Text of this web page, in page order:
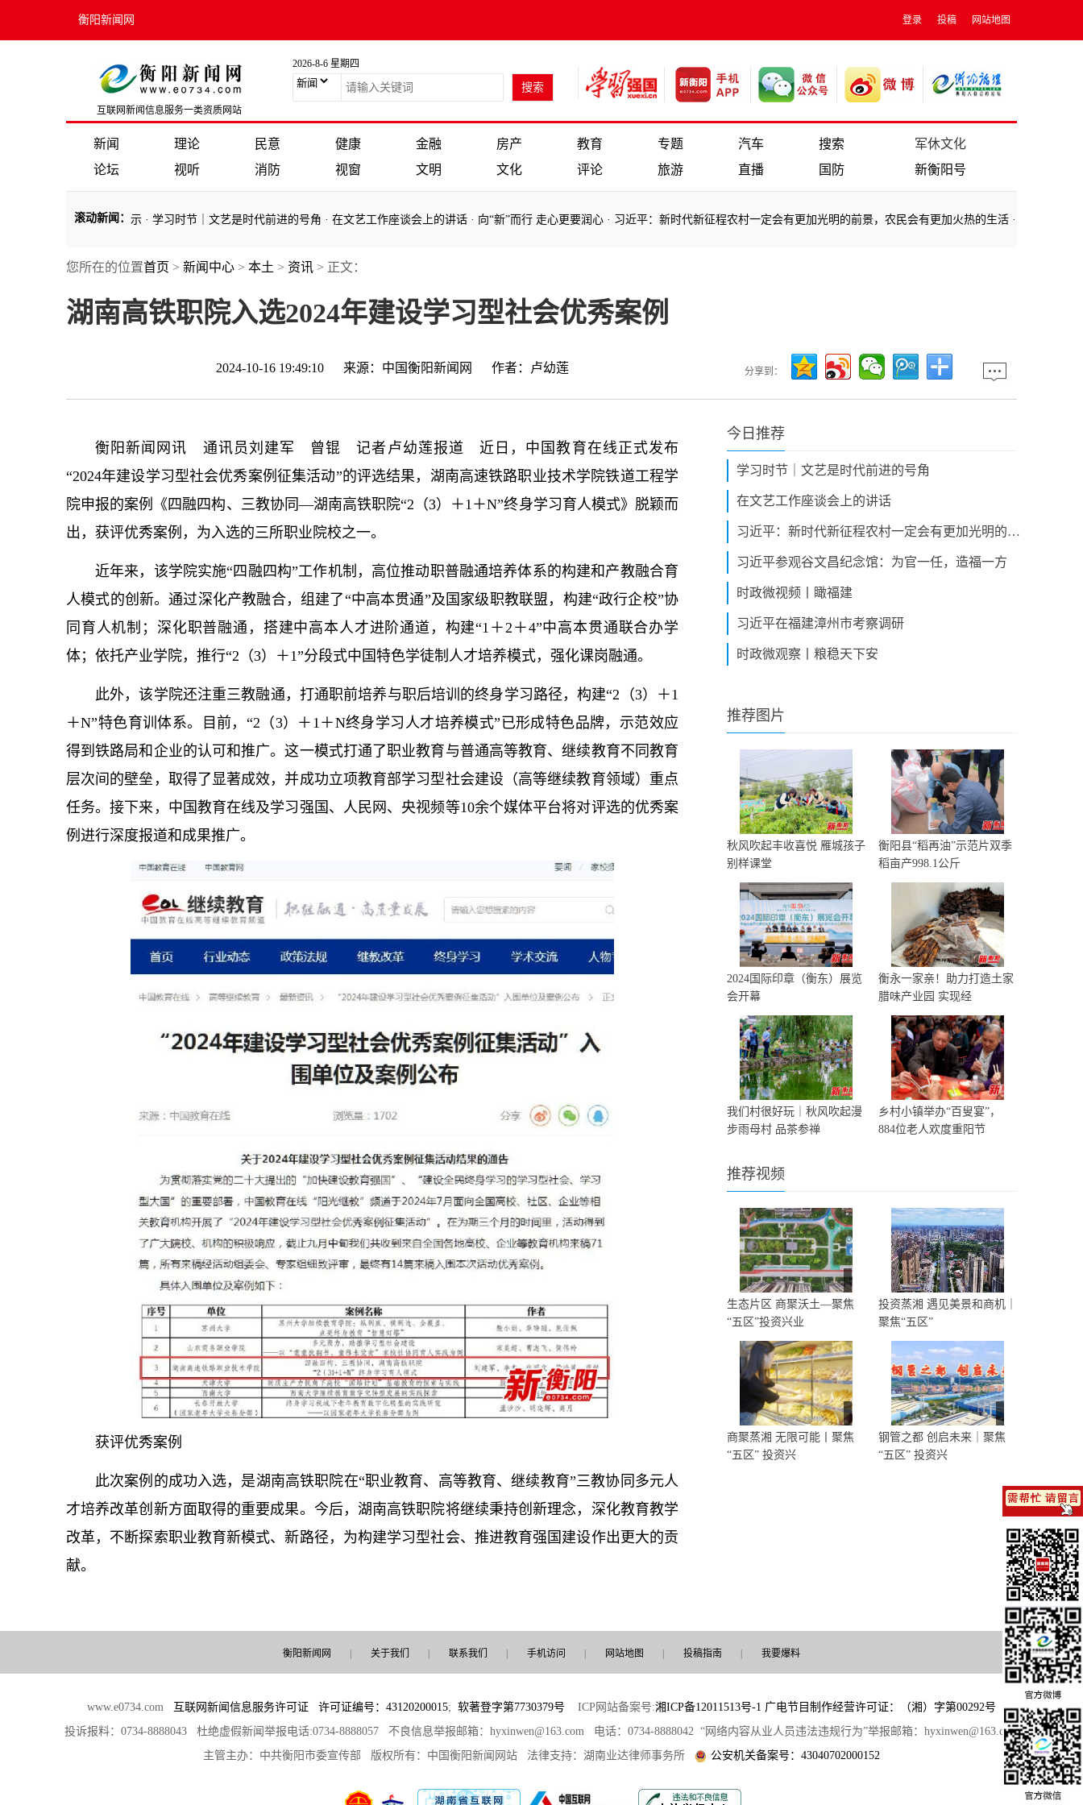
衡阳新闻网 登录 投稿 网站地图
互联网新闻信息服务一类资质网站
2026-8-6 星期四
新闻 理论 民意 健康 金融 房产 教育 专题 汽车 搜索
军休文化
论坛
视听 消防 视窗 文明 文化 评论 旅游 直播 国防 新衡阳号
滚动新闻 ：
工作会议作出重要指示·学习时节｜文艺是时代前进的号角·在文艺工作座谈会上的讲话·向“新”而行 走心更要润心·习近平：新时代新征程农村一定会有更加光明的前景，农民会有更加火热的生活·习近平参观谷文
工作会议作出重要指示·学习时节｜文艺是时代前进的号角 ·在文艺工作座谈会上的讲话
您所在的位置首页 > 新闻中心 > 本土 > 资讯 > 正文：
湖南高铁职院入选2024年建设学习型社会优秀案例
2024-10-16 19:49:10 来源： 中国衡阳新闻网 作者：卢幼莲 分享到：
衡阳新闻网讯 通讯员刘建军 曾锟 记者卢幼莲报道 近日，中国教育在线正式发布
“2024年建设学习型社会优秀案例征集活动”的评选结果，湖南高速铁路职业技术学院铁道工程学
院申报的案例《四融四构、三教协同—湖南高铁职院“2（3）＋1＋N”终身学习育人模式》脱颖而
出，获评优秀案例，为入选的三所职业院校之一。
近年来，该学院实施“四融四构”工作机制，高位推动职普融通培养体系的构建和产教融合育
人模式的创新。通过深化产教融合，组建了“中高本贯通”及国家级职教联盟，构建“政行企校”协
同育人机制；深化职普融通，搭建中高本人才进阶通道，构建“1＋2＋4”中高本贯通联合办学
体；依托产业学院，推行“2（3）＋1”分段式中国特色学徒制人才培养模式，强化课岗融通。
此外，该学院还注重三教融通，打通职前培养与职后培训的终身学习路径，构建“2（3）＋1
＋N”特色育训体系。目前，“2（3）＋1＋N终身学习人才培养模式”已形成特色品牌，示范效应
得到铁路局和企业的认可和推广。这一模式打通了职业教育与普通高等教育、继续教育不同教育
层次间的壁垒，取得了显著成效，并成功立项教育部学习型社会建设（高等继续教育领域）重点
任务。接下来，中国教育在线及学习强国、人民网、央视频等10余个媒体平台将对评选的优秀案
例进行深度报道和成果推广。
获评优秀案例
此次案例的成功入选，是湖南高铁职院在“职业教育、高等教育、继续教育”三教协同多元人
才培养改革创新方面取得的重要成果。今后，湖南高铁职院将继续秉持创新理念，深化教育教学
改革，不断探索职业教育新模式、新路径，为构建学习型社会、推进教育强国建设作出更大的贡
献。
今日推荐
学习时节｜文艺是时代前进的号角
在文艺工作座谈会上的讲话
习近平：新时代新征程农村一定会有更加光明的前景，农民会有更加火热的生活
习近平参观谷文昌纪念馆：为官一任，造福一方
时政微视频丨瞰福建
习近平在福建漳州市考察调研
时政微观察丨粮稳天下安
推荐图片
秋风吹起丰收喜悦 雁城孩子
别样课堂
衡阳县“稻再油”示范片双季
稻亩产998.1公斤
2024国际印章（衡东）展览
会开幕
衡永一家亲！助力打造土家
腊味产业园 实现经
我们村很好玩｜秋风吹起漫
步雨母村 品茶参禅
乡村小镇举办“百叟宴”，
884位老人欢度重阳节
推荐视频
生态片区 商聚沃土—聚焦
“五区”投资兴业
投资蒸湘 遇见美景和商机｜
聚焦“五区”
商聚蒸湘 无限可能丨聚焦
“五区” 投资兴
钢管之都 创启未来｜聚焦
“五区” 投资兴
衡阳新闻网 | 关于我们 | 联系我们 | 手机访问 | 网站地图 | 投稿指南 | 我要爆料
www.e0734.com 互联网新闻信息服务许可证 许可证编号：43120200015; 软著登字第7730379号 ICP网站备案号:湘ICP备12011513号-1 广电节目制作经营许可证：（湘）字第00292号
投诉报料：0734-8888043 杜绝虚假新闻举报电话:0734-8888057 不良信息举报邮箱：hyxinwen@163.com 电话：0734-8888042 “网络内容从业人员违法违规行为”举报邮箱：hyxinwen@163.com
主管主办：中共衡阳市委宣传部 版权所有：中国衡阳新闻网站 法律支持：湖南业达律师事务所
公安机关备案号：43040702000152